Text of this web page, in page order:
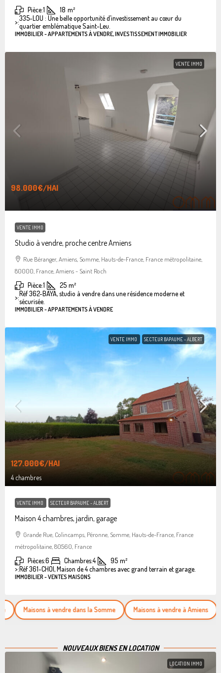
Pièce:1 18 m²
>:335-LOU : Une belle opportunité d’investissement au cœur du
quartier emblématique Saint-Leu.
IMMOBILIER - APPARTEMENTS À VENDRE, INVESTISSEMENT IMMOBILIER
VENTE IMMO
98.000€/HAI
VENTE IMMO
Studio à vendre, proche centre Amiens
Rue Béranger, Amiens, Somme, Hauts-de-France, France métropolitaine,
80000, France, Amiens - Saint Roch
Pièce:1 25 m²
>:Réf 362-BAYA, studio à vendre dans une résidence moderne et
sécurisée.
IMMOBILIER - APPARTEMENTS À VENDRE
VENTE IMMO SECTEUR BAPAUME - ALBERT
127.000€/HAI
4 chambres
VENTE IMMO SECTEUR BAPAUME - ALBERT
Maison 4 chambres, jardin, garage
Grande Rue, Colincamps, Péronne, Somme, Hauts-de-France, France
métropolitaine, 80560, France
Pièces:6 Chambres:4 95 m²
>:Réf 361-CHOI, Maison de 4 chambres avec grand terrain et garage.
IMMOBILIER - VENTES MAISONS
Maisons à vendre dans la Somme Maisons à vendre à Amiens
NOUVEAUX BIENS EN LOCATION
LOCATION IMMO